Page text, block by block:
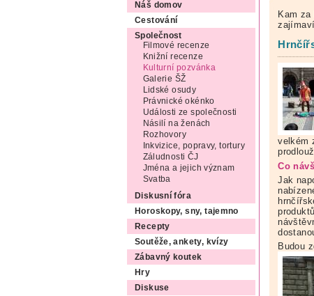
Náš domov
Cestování
Společnost
Filmové recenze
Knižní recenze
Kulturní pozvánka
Galerie ŠŽ
Lidské osudy
Právnické okénko
Události ze společnosti
Násilí na ženách
Rozhovory
Inkvizice, popravy, tortury
Záludnosti ČJ
Jména a jejich význam
Svatba
Diskusní fóra
Horoskopy, sny, tajemno
Recepty
Soutěže, ankety, kvízy
Zábavný koutek
Hry
Diskuse
Kam
velkém
Co
Jak
Budou